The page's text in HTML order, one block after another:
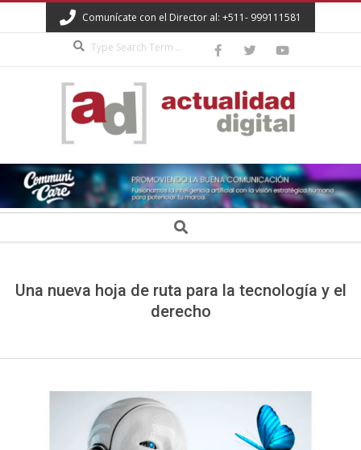
to
Comunícate con el Director al: +511- 999111581
ACTUALIDAD
DIGITAL Search
Una nueva hoja de ruta para la tecnología y el
derecho